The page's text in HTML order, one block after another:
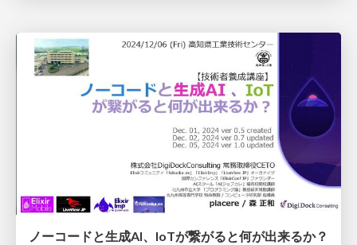
ノーコードと生成AI、IoTが繋がると何が出来るか？